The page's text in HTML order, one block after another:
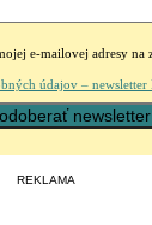
e-mailovej adresy na
údajov – newsletter
REKLAMA